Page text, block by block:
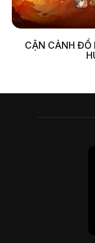
CẬN CẢNH ĐỒ